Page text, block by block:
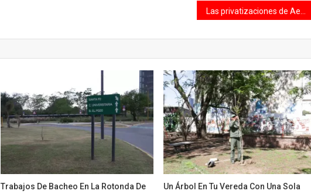
Trabajos De Bacheo En La Rotonda De
Un Árbol En Tu Vereda Con Una Sola